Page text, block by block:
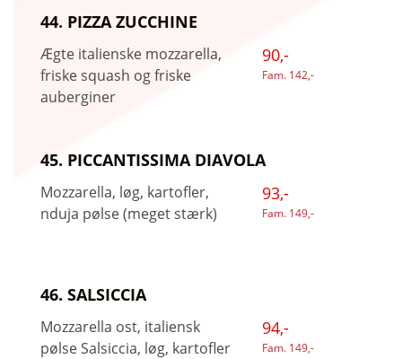
44. PIZZA ZUCCHINE
Ægte italienske mozzarella,
friske squash og friske
auberginer
90,-
Fam. 142,-
45. PICCANTISSIMA DIAVOLA
Mozzarella, løg, kartofler,
nduja pølse (meget stærk)
93,-
Fam. 149,-
46. SALSICCIA
Mozzarella ost, italiensk
pølse Salsiccia, løg, kartofler
94,-
Fam. 149,-